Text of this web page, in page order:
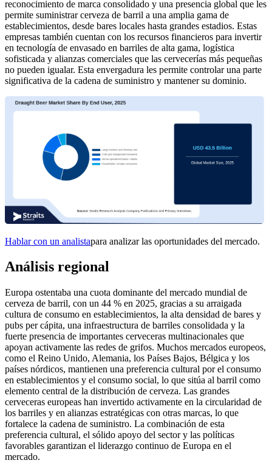
reconocimiento de marca consolidado y una presencia global que les
permite suministrar cerveza de barril a una amplia gama de
establecimientos, desde bares locales hasta grandes estadios. Estas
empresas también cuentan con los recursos financieros para invertir
en tecnología de envasado en barriles de alta gama, logística
sofisticada y alianzas comerciales que las cervecerías más pequeñas
no pueden igualar. Esta envergadura les permite controlar una parte
significativa de la cadena de suministro y mantener su dominio.
Hablar con un analistapara analizar las oportunidades del mercado.
Análisis regional
Europa ostentaba una cuota dominante del mercado mundial de
cerveza de barril, con un 44 % en 2025, gracias a su arraigada
cultura de consumo en establecimientos, la alta densidad de bares y
pubs per cápita, una infraestructura de barriles consolidada y la
fuerte presencia de importantes cerveceras multinacionales que
apoyan activamente las redes de grifos. Muchos mercados europeos,
como el Reino Unido, Alemania, los Países Bajos, Bélgica y los
países nórdicos, mantienen una preferencia cultural por el consumo
en establecimientos y el consumo social, lo que sitúa al barril como
elemento central de la distribución de cerveza. Las grandes
cerveceras europeas han invertido activamente en la circularidad de
los barriles y en alianzas estratégicas con otras marcas, lo que
fortalece la cadena de suministro. La combinación de esta
preferencia cultural, el sólido apoyo del sector y las políticas
favorables garantizan el liderazgo continuo de Europa en el
mercado.